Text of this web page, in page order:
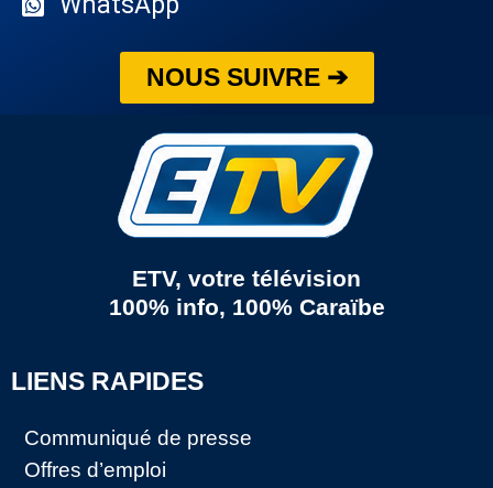
NOUS SUIVRE ➔
ETV, votre télévision
100% info, 100% Caraïbe
LIENS RAPIDES
Communiqué de presse
Offres d’emploi